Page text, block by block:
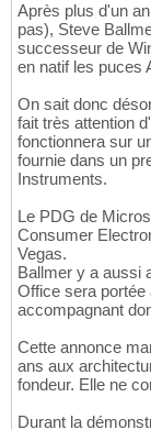
Après plus d'un
pas), Steve
successeur de
en natif les puces
On sait donc
fait très attention
fonctionnera sur
fournie dans un
Instruments.
Le PDG de
Consumer
Vegas.
Ballmer y a aussi
Office sera
accompagnant
Cette annonce
ans aux
fondeur. Elle ne
Durant la